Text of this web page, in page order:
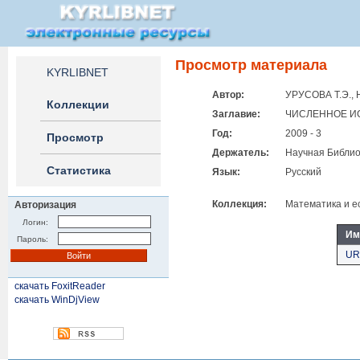
KYRLIBNET
Коллекции
Просмотр
Статистика
Авторизация
Логин:
Пароль:
скачать FoxitReader
скачать WinDjView
Просмотр материала
Автор:
УРУСОВА Т.Э.,
Заглавие:
ЧИСЛЕННОЕ
Год:
2009 - 3
Держатель:
Научная
Язык:
Русский
Коллекция: Математика и